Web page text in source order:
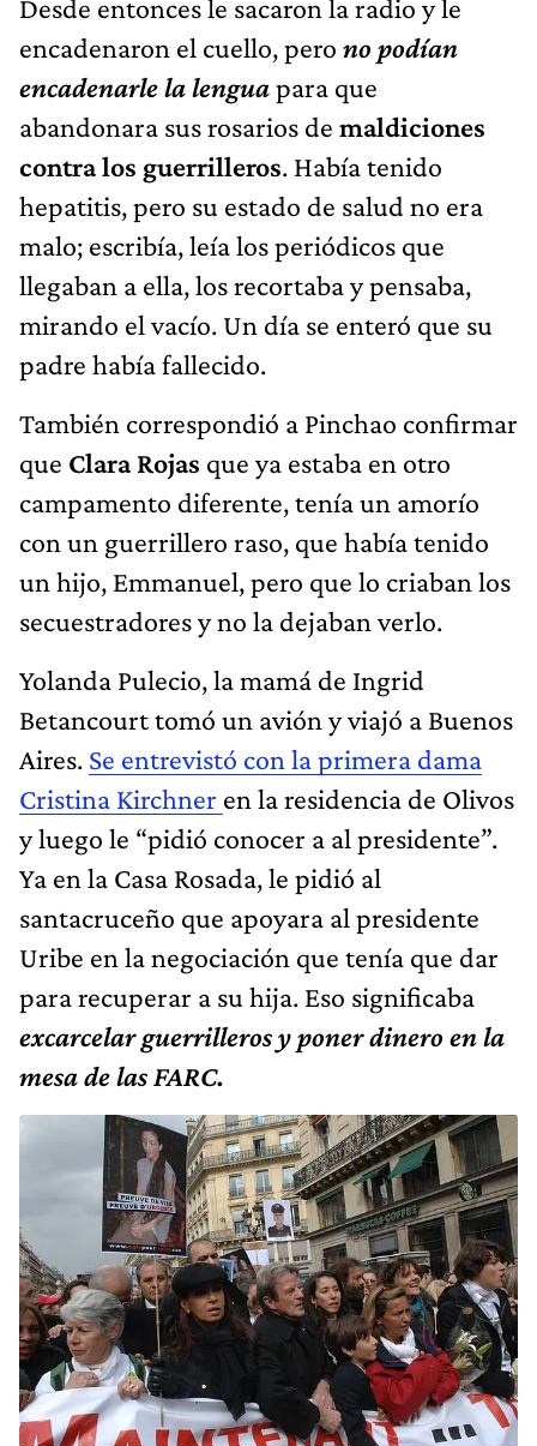
Desde entonces le sacaron la radio y le
encadenaron el cuello, pero no podían
encadenarle la lenguapara que
abandonara sus rosarios de maldiciones
contra los guerrilleros. Había tenido
hepatitis, pero su estado de salud no era
malo; escribía, leía los periódicos que
llegaban a ella, los recortaba y pensaba,
mirando el vacío. Un día se enteró que su
padre había fallecido.
También correspondió a Pinchao confirmar
que Clara Rojas que ya estaba en otro
campamento diferente, tenía un amorío
con un guerrillero raso, que había tenido
un hijo, Emmanuel, pero que lo criaban los
secuestradores y no la dejaban verlo.
Yolanda Pulecio, la mamá de Ingrid
Betancourt tomó un avión y viajó a Buenos
Aires. Se entrevistó con la primera dama
Cristina Kirchner en la residencia de Olivos
y luego le “pidió conocer a al presidente”.
Ya en la Casa Rosada, le pidió al
santacruceño que apoyara al presidente
Uribe en la negociación que tenía que dar
para recuperar a su hija. Eso significaba
excarcelar guerrilleros y poner dinero en la
mesa de las FARC.